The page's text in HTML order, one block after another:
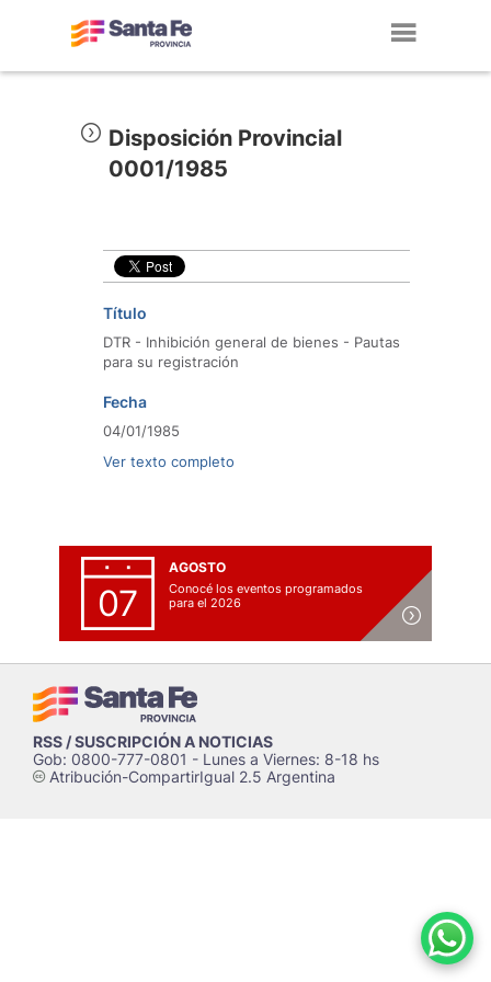
Disposición Provincial
0001/1985
Título
DTR - Inhibición general de bienes - Pautas
para su registración
Fecha
04/01/1985
Ver texto completo
07
AGOSTO
Conocé los eventos programados
para el 2026
RSS / SUSCRIPCIÓN A NOTICIAS
Gob: 0800-777-0801 - Lunes a Viernes: 8-18 hs
cAtribución-CompartirIgual 2.5 Argentina